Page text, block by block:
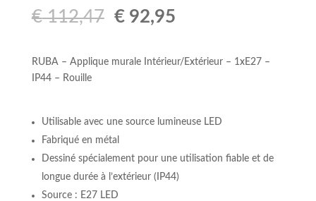
€112,47 Le
était :
€92,95Le
est :
RUBA – Applique murale Intérieur/Extérieur – 1xE27 –
IP44 – Rouille
Utilisable avec une source lumineuse LED
Fabriqué en métal
Dessiné spécialement pour une utilisation fiable et de
longue durée à l’extérieur (IP44)
Source : E27 LED